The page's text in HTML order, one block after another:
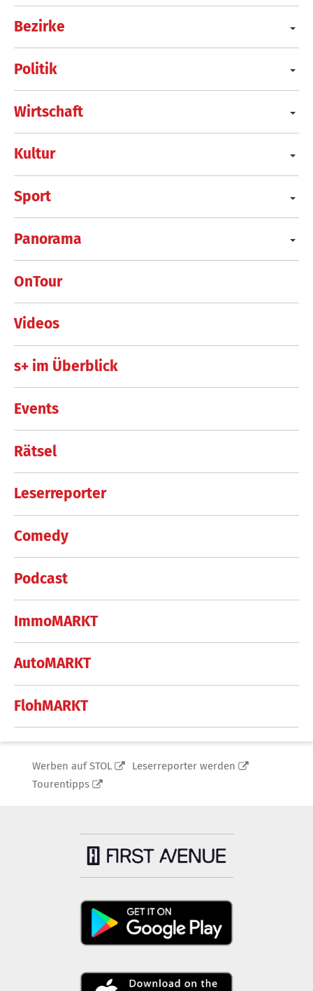
Bezirke
Politik
Wirtschaft
Kultur
Sport
Panorama
OnTour
Videos
s+ im Überblick
Events
Rätsel
Leserreporter
Comedy
Podcast
ImmoMARKT
AutoMARKT
FlohMARKT
Werben auf STOL
Leserreporter werden
Tourentipps